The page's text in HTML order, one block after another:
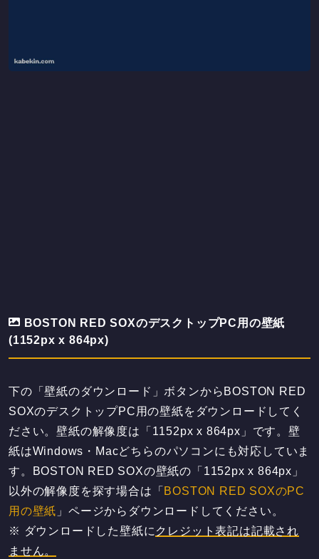
BOSTON RED SOXのデスクトップPC用の壁紙
(1152px x 864px)
下の「壁紙のダウンロード」ボタンからBOSTON RED
SOXのデスクトップPC用の壁紙をダウンロードしてく
ださい。壁紙の解像度は「1152px x 864px」です。壁
紙はWindows・Macどちらのパソコンにも対応していま
す。BOSTON RED SOXの壁紙の「1152px x 864px」
以外の解像度を探す場合は「 BOSTON RED SOXのPC
用の壁紙 」ページからダウンロードしてください。
※ ダウンロードした壁紙に クレジット表記は記載され
ません。